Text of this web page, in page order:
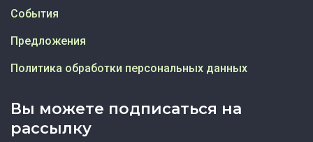
Вы можете подписаться на
рассылку
События
Предложения
Политика обработки персональных данных